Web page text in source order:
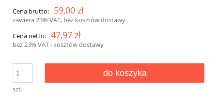
Cena brutto: 59,00 zł
zawiera 23% VAT, bez kosztów dostawy
Cena netto: 47,97 zł
bez 23% VAT i kosztów dostawy
szt.
do koszyka